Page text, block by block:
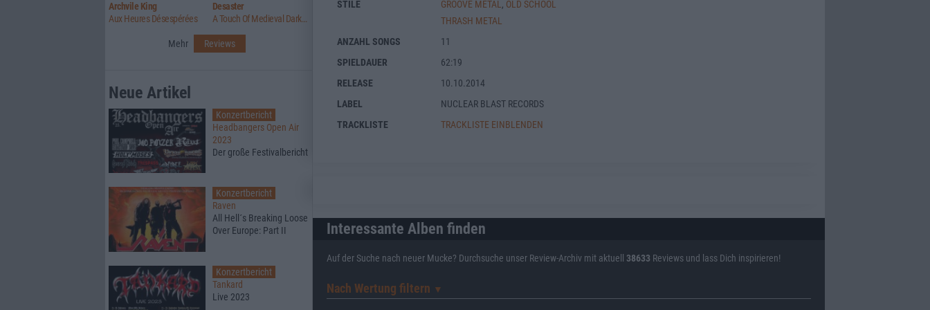
STILE GROOVE METAL, OLD SCHOOL
THRASH METAL
ANZAHL SONGS
11
SPIELDAUER
62:19
RELEASE
10.10.2014
LABEL
NUCLEAR BLAST RECORDS
TRACKLISTE
TRACKLISTE EINBLENDEN
Interessante Alben finden
Auf der Suche nach neuer Mucke? Durchsuche unser Review-Archiv mit aktuell 38633 Reviews und lass Dich inspirieren!
Nach Wertung filtern ▼︎
Archvile King
Aux Heures Désespérées
Desaster
A Touch Of Medieval Darkness
Mehr Reviews
Neue Artikel
Konzertbericht
Headbangers Open Air
2023
Der große Festivalbericht
Konzertbericht
Raven
All Hell´s Breaking Loose
Over Europe: Part II
Konzertbericht
Tankard
Live 2023